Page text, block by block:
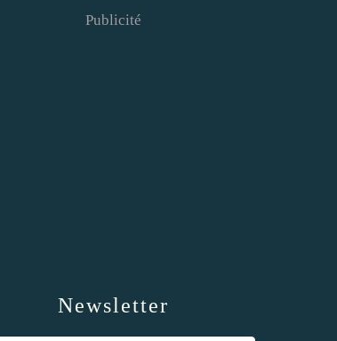
Newsletter
Publicité